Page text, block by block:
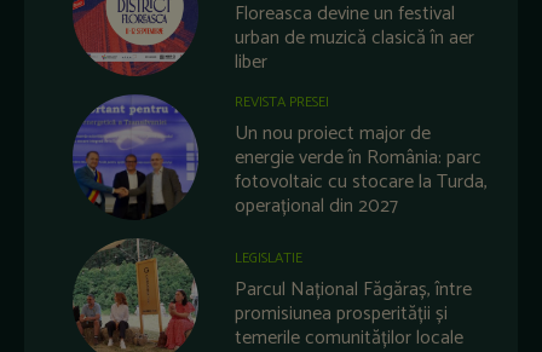
Floreasca devine un festival
urban de muzică clasică în aer
liber
REVISTA PRESEI
Un nou proiect major de
energie verde în România: parc
fotovoltaic cu stocare la Turda,
operațional din 2027
LEGISLATIE
Parcul Național Făgăraș, între
promisiunea prosperității și
temerile comunităților locale